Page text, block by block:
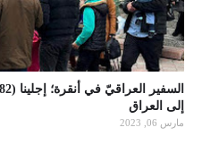
إلى العراق
مارس 06, 2023